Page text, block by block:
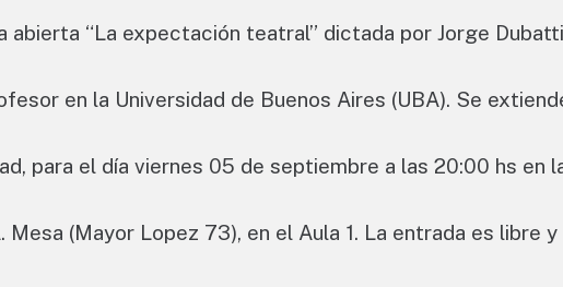
abierta “La expectación teatral” dictada por Jorge
en la Universidad de Buenos Aires (UBA). Se
para el día viernes 05 de septiembre a las 20:00 hs en
(Mayor Lopez 73), en el Aula 1. La entrada es libre y